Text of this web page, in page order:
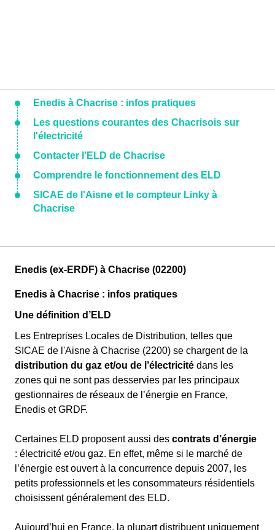
Enedis à Chacrise : infos pratiques
Les questions courantes des Chacrisois sur
l'électricité
Contacter l'ELD de Chacrise
Comprendre le fonctionnement des ELD
SICAE de l'Aisne et le compteur Linky à
Chacrise
Enedis (ex-ERDF) à Chacrise (02200)
Enedis à Chacrise : infos pratiques
Une définition d’ELD
Les Entreprises Locales de Distribution, telles que
SICAE de l'Aisne à Chacrise (2200) se chargent de la
distribution du gaz et/ou de l’électricité dans les
zones qui ne sont pas desservies par les principaux
gestionnaires de réseaux de l’énergie en France,
Enedis et GRDF.
Certaines ELD proposent aussi des contrats d’énergie
: électricité et/ou gaz. En effet, même si le marché de
l’énergie est ouvert à la concurrence depuis 2007, les
petits professionnels et les consommateurs résidentiels
choisissent généralement des ELD.
Aujourd’hui en France, la plupart distribuent uniquement